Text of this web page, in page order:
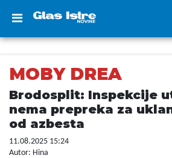
MOBY DREA
Brodosplit: Inspekcije
nema prepreka za
od azbesta
11.08.2025 15:24
Autor: Hina